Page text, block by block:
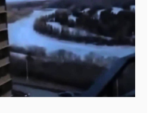
s
A
p
p
e
st
aj
e
a
z